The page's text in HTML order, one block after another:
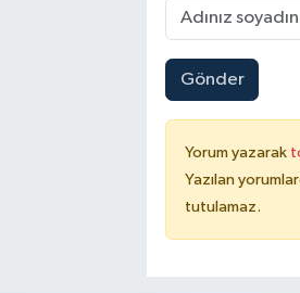
Gönder
Yorum yazarak
Yazılan
tutulamaz.